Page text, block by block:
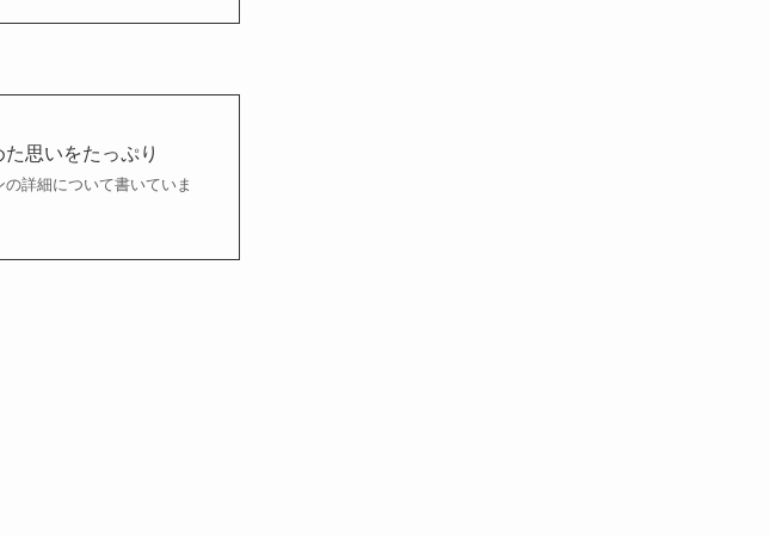
思いをたっぷり
詳細について書いていま